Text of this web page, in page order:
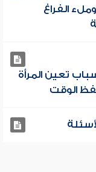
الفراغ
تعين المرأة
الوقت